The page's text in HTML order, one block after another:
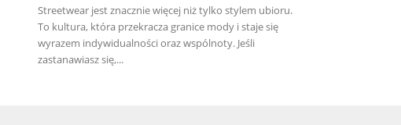
Streetwear jest znacznie więcej niż tylko stylem ubioru.
To kultura, która przekracza granice mody i staje się
wyrazem indywidualności oraz wspólnoty. Jeśli
zastanawiasz się,...